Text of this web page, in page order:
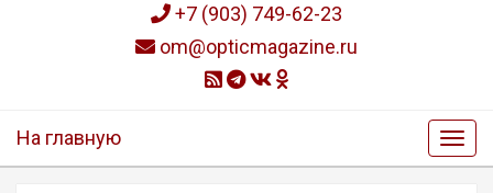
+7 (903) 749-62-23
om@opticmagazine.ru
На главную